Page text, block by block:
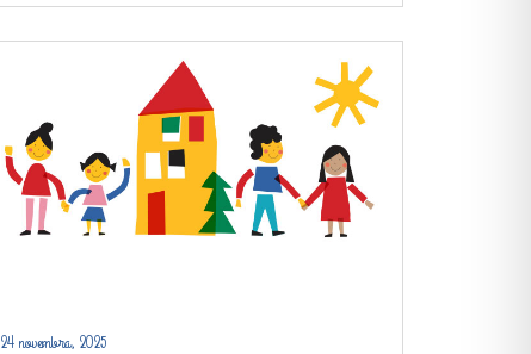
24 novembra, 2025